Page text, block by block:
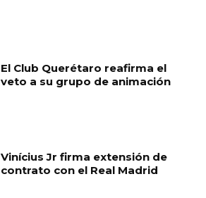
El Club Querétaro reafirma el
veto a su grupo de animación
Vinícius Jr firma extensión de
contrato con el Real Madrid